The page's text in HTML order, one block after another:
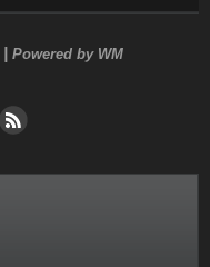
| Powered by WM